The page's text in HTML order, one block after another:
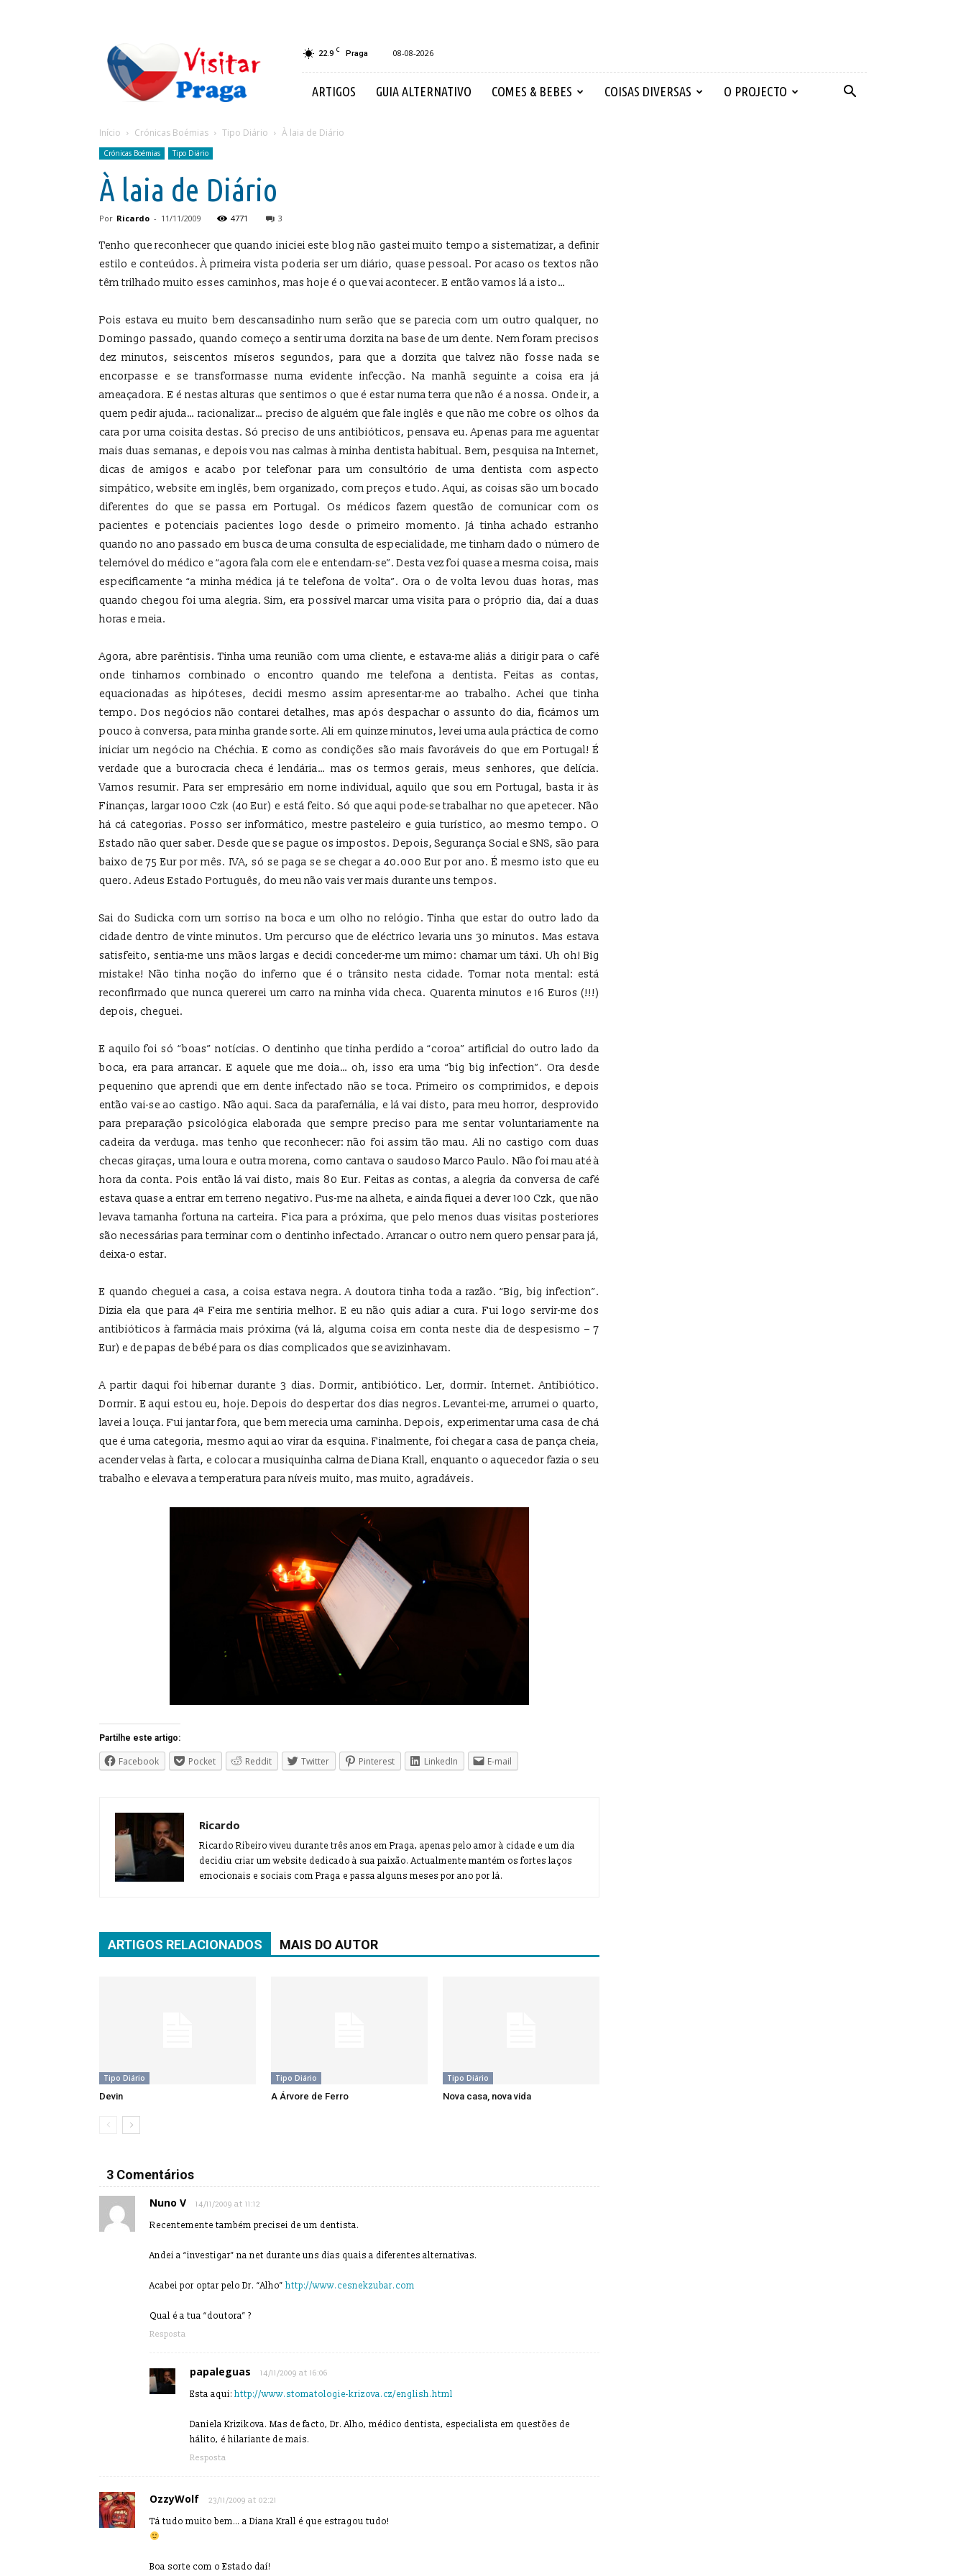
Visitar
Praga
22.9 C Praga 08-08-2026
ARTIGOS GUIA ALTERNATIVO COMES & BEBES COISAS DIVERSAS O PROJECTO
Início Crónicas Boémias Tipo Diário À laia de Diário
Crónicas Boémias Tipo Diário
À laia de Diário
Por Ricardo - 11/11/2009 4771 3
Tenho que reconhecer que quando iniciei este blog não gastei muito tempo a sistematizar, a definir
estilo e conteúdos. À primeira vista poderia ser um diário, quase pessoal. Por acaso os textos não
têm trilhado muito esses caminhos, mas hoje é o que vai acontecer. E então vamos lá a isto…
Pois estava eu muito bem descansadinho num serão que se parecia com um outro qualquer, no
Domingo passado, quando começo a sentir uma dorzita na base de um dente. Nem foram precisos
dez minutos, seiscentos míseros segundos, para que a dorzita que talvez não fosse nada se
encorpasse e se transformasse numa evidente infecção. Na manhã seguinte a coisa era já
ameaçadora. E é nestas alturas que sentimos o que é estar numa terra que não é a nossa. Onde ir, a
quem pedir ajuda… racionalizar… preciso de alguém que fale inglês e que não me cobre os olhos da
cara por uma coisita destas. Só preciso de uns antibióticos, pensava eu. Apenas para me aguentar
mais duas semanas, e depois vou nas calmas à minha dentista habitual. Bem, pesquisa na Internet,
dicas de amigos e acabo por telefonar para um consultório de uma dentista com aspecto
simpático, website em inglês, bem organizado, com preços e tudo. Aqui, as coisas são um bocado
diferentes do que se passa em Portugal. Os médicos fazem questão de comunicar com os
pacientes e potenciais pacientes logo desde o primeiro momento. Já tinha achado estranho
quando no ano passado em busca de uma consulta de especialidade, me tinham dado o número de
telemóvel do médico e “agora fala com ele e entendam-se”. Desta vez foi quase a mesma coisa, mais
especificamente “a minha médica já te telefona de volta”. Ora o de volta levou duas horas, mas
quando chegou foi uma alegria. Sim, era possível marcar uma visita para o próprio dia, daí a duas
horas e meia.
Agora, abre parêntisis. Tinha uma reunião com uma cliente, e estava-me aliás a dirigir para o café
onde tinhamos combinado o encontro quando me telefona a dentista. Feitas as contas,
equacionadas as hipóteses, decidi mesmo assim apresentar-me ao trabalho. Achei que tinha
tempo. Dos negócios não contarei detalhes, mas após despachar o assunto do dia, ficámos um
pouco à conversa, para minha grande sorte. Ali em quinze minutos, levei uma aula práctica de como
iniciar um negócio na Chéchia. E como as condições são mais favoráveis do que em Portugal! É
verdade que a burocracia checa é lendária… mas os termos gerais, meus senhores, que delícia.
Vamos resumir. Para ser empresário em nome individual, aquilo que sou em Portugal, basta ir às
Finanças, largar 1000 Czk (40 Eur) e está feito. Só que aqui pode-se trabalhar no que apetecer. Não
há cá categorias. Posso ser informático, mestre pasteleiro e guia turístico, ao mesmo tempo. O
Estado não quer saber. Desde que se pague os impostos. Depois, Segurança Social e SNS, são para
baixo de 75 Eur por mês. IVA, só se paga se se chegar a 40.000 Eur por ano. É mesmo isto que eu
quero. Adeus Estado Português, do meu não vais ver mais durante uns tempos.
Sai do Sudicka com um sorriso na boca e um olho no relógio. Tinha que estar do outro lado da
cidade dentro de vinte minutos. Um percurso que de eléctrico levaria uns 30 minutos. Mas estava
satisfeito, sentia-me uns mãos largas e decidi conceder-me um mimo: chamar um táxi. Uh oh! Big
mistake! Não tinha noção do inferno que é o trânsito nesta cidade. Tomar nota mental: está
reconfirmado que nunca quererei um carro na minha vida checa. Quarenta minutos e 16 Euros (!!!)
depois, cheguei.
E aquilo foi só “boas” notícias. O dentinho que tinha perdido a “coroa” artificial do outro lado da
boca, era para arrancar. E aquele que me doia… oh, isso era uma “big big infection”. Ora desde
pequenino que aprendi que em dente infectado não se toca. Primeiro os comprimidos, e depois
então vai-se ao castigo. Não aqui. Saca da parafernália, e lá vai disto, para meu horror, desprovido
para preparação psicológica elaborada que sempre preciso para me sentar voluntariamente na
cadeira da verduga. mas tenho que reconhecer: não foi assim tão mau. Ali no castigo com duas
checas giraças, uma loura e outra morena, como cantava o saudoso Marco Paulo. Não foi mau até à
hora da conta. Pois então lá vai disto, mais 80 Eur. Feitas as contas, a alegria da conversa de café
estava quase a entrar em terreno negativo. Pus-me na alheta, e ainda fiquei a dever 100 Czk, que não
levava tamanha fortuna na carteira. Fica para a próxima, que pelo menos duas visitas posteriores
são necessárias para terminar com o dentinho infectado. Arrancar o outro nem quero pensar para já,
deixa-o estar.
E quando cheguei a casa, a coisa estava negra. A doutora tinha toda a razão. “Big, big infection”.
Dizia ela que para 4ª Feira me sentiria melhor. E eu não quis adiar a cura. Fui logo servir-me dos
antibióticos à farmácia mais próxima (vá lá, alguma coisa em conta neste dia de despesismo – 7
Eur) e de papas de bébé para os dias complicados que se avizinhavam.
A partir daqui foi hibernar durante 3 dias. Dormir, antibiótico. Ler, dormir. Internet. Antibiótico.
Dormir. E aqui estou eu, hoje. Depois do despertar dos dias negros. Levantei-me, arrumei o quarto,
lavei a louça. Fui jantar fora, que bem merecia uma carninha. Depois, experimentar uma casa de chá
que é uma categoria, mesmo aqui ao virar da esquina. Finalmente, foi chegar a casa de pança cheia,
acender velas à farta, e colocar a musiquinha calma de Diana Krall, enquanto o aquecedor fazia o seu
trabalho e elevava a temperatura para níveis muito, mas muito, agradáveis.
Partilhe este artigo:
Facebook Pocket Reddit Twitter Pinterest LinkedIn E-mail
Ricardo
Ricardo Ribeiro viveu durante três anos em Praga, apenas pelo amor à cidade e um dia
decidiu criar um website dedicado à sua paixão. Actualmente mantém os fortes laços
emocionais e sociais com Praga e passa alguns meses por ano por lá.
ARTIGOS RELACIONADOS MAIS DO AUTOR
Tipo Diário
Devin
Tipo Diário
A Árvore de Ferro
Tipo Diário
Nova casa, nova vida
3 Comentários
Nuno V 14/11/2009 at 11:12
Recentemente também precisei de um dentista.
Andei a “investigar” na net durante uns dias quais a diferentes alternativas.
Acabei por optar pelo Dr. “Alho” http://www.cesnekzubar.com
Qual é a tua “doutora” ?
Resposta
papaleguas 14/11/2009 at 16:06
Esta aqui: http://www.stomatologie-krizova.cz/english.html
Daniela Krizikova. Mas de facto, Dr. Alho, médico dentista, especialista em questões de
hálito, é hilariante de mais.
Resposta
OzzyWolf 23/11/2009 at 02:21
Tá tudo muito bem… a Diana Krall é que estragou tudo!
Boa sorte com o Estado daí!